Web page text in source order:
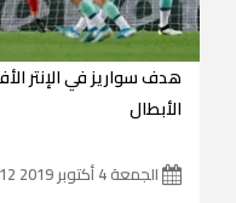
هدف سواريز في الإنتر
الأبطال
الجمعة 4 أكتوبر 2019 21:28:12